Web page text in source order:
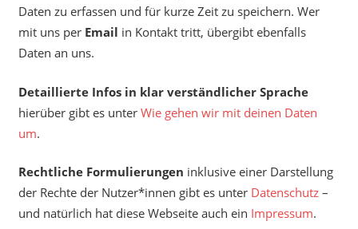
Daten zu erfassen und für kurze Zeit zu speichern. Wer
mit uns per Email in Kontakt tritt, übergibt ebenfalls
Daten an uns.
Detaillierte Infos in klar verständlicher Sprache
hierüber gibt es unter Wie gehen wir mit deinen Daten
um.
Rechtliche Formulierungen inklusive einer Darstellung
der Rechte der Nutzer*innen gibt es unter Datenschutz–
und natürlich hat diese Webseite auch ein Impressum.